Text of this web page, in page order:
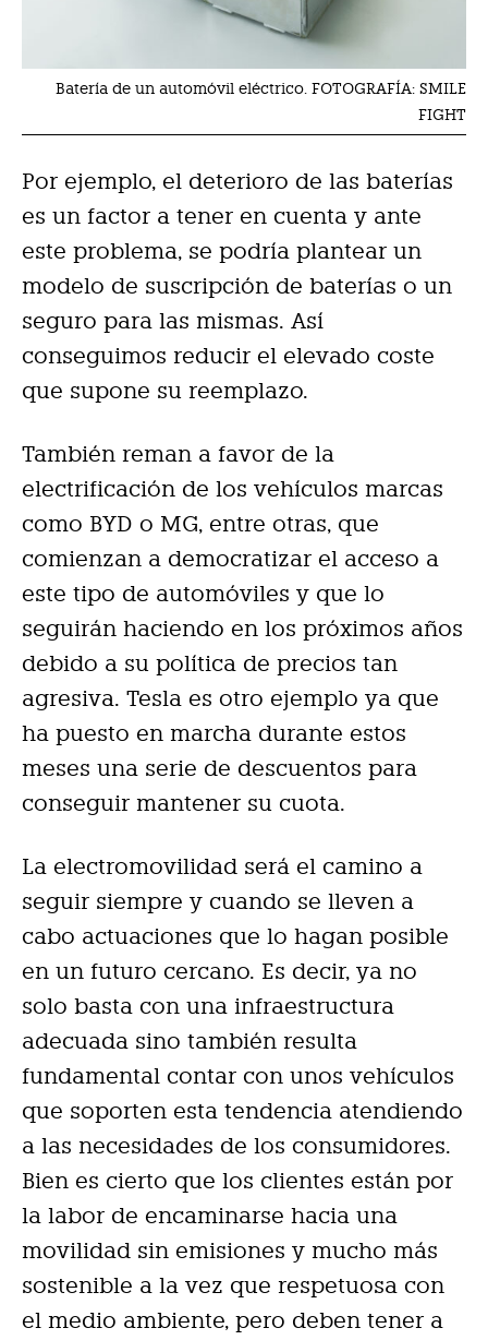
Batería de un automóvil eléctrico. FOTOGRAFÍA: SMILE
FIGHT
Por ejemplo, el deterioro de las baterías
es un factor a tener en cuenta y ante
este problema, se podría plantear un
modelo de suscripción de baterías o un
seguro para las mismas. Así
conseguimos reducir el elevado coste
que supone su reemplazo.
También reman a favor de la
electrificación de los vehículos marcas
como BYD o MG, entre otras, que
comienzan a democratizar el acceso a
este tipo de automóviles y que lo
seguirán haciendo en los próximos años
debido a su política de precios tan
agresiva. Tesla es otro ejemplo ya que
ha puesto en marcha durante estos
meses una serie de descuentos para
conseguir mantener su cuota.
La electromovilidad será el camino a
seguir siempre y cuando se lleven a
cabo actuaciones que lo hagan posible
en un futuro cercano. Es decir, ya no
solo basta con una infraestructura
adecuada sino también resulta
fundamental contar con unos vehículos
que soporten esta tendencia atendiendo
a las necesidades de los consumidores.
Bien es cierto que los clientes están por
la labor de encaminarse hacia una
movilidad sin emisiones y mucho más
sostenible a la vez que respetuosa con
el medio ambiente, pero deben tener a